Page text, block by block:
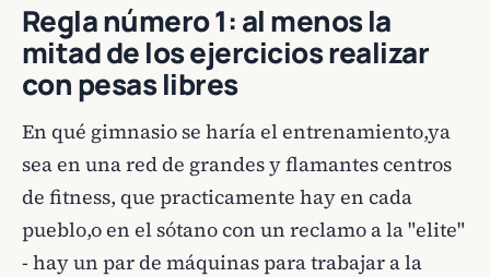
Regla número 1: al menos la
mitad de los ejercicios realizar
con pesas libres
En qué gimnasio se haría el entrenamiento,ya
sea en una red de grandes y flamantes centros
de fitness, que practicamente hay en cada
pueblo,o en el sótano con un reclamo a la "elite"
- hay un par de máquinas para trabajar a la